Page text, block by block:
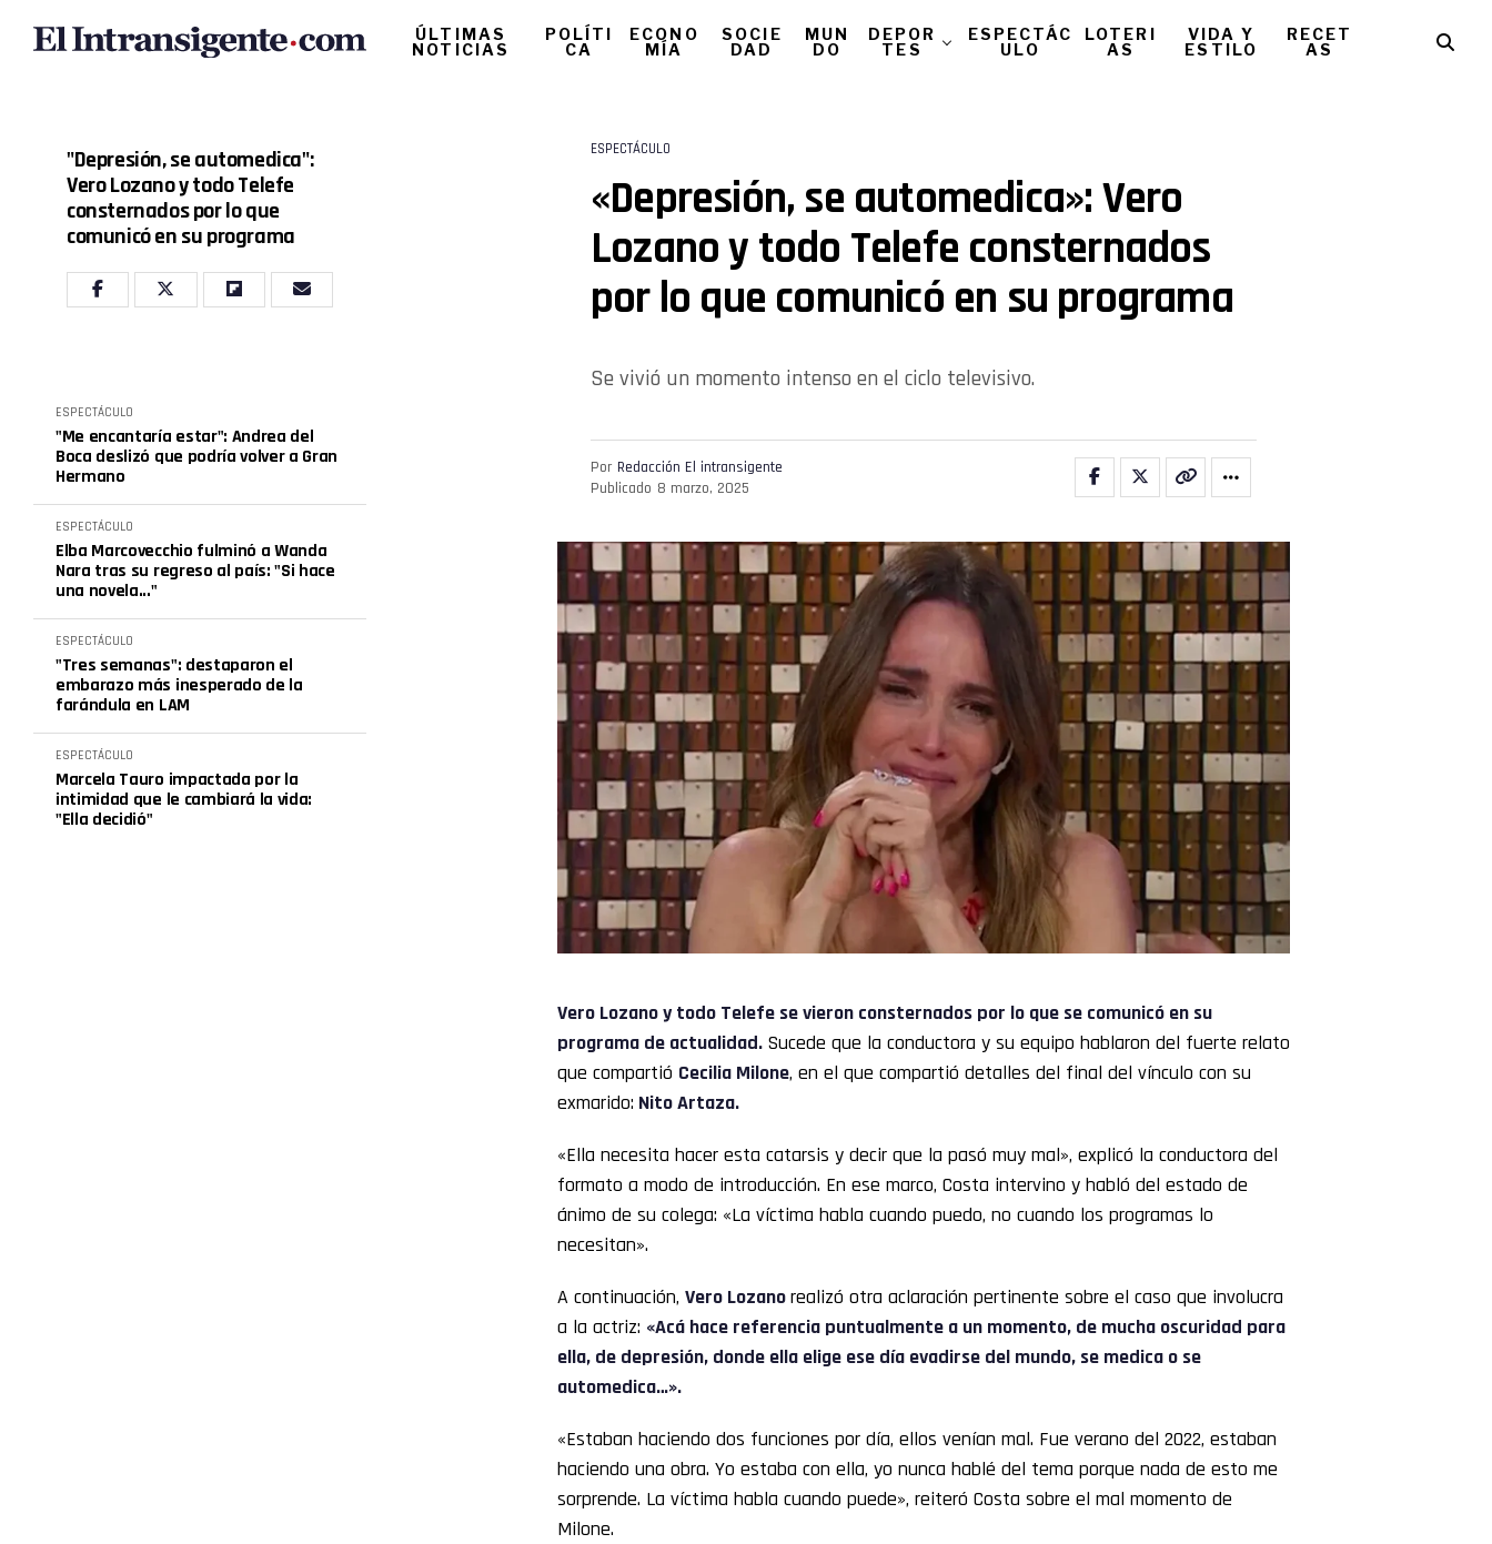
ÚLTIMAS
NOTICIAS
POLÍTI
CA
ECONO
MÍA
SOCIE
DAD
MUN
DO
DEPOR
TES
ESPECTÁC
ULO
LOTERI
AS
VIDA Y
ESTILO
RECET
AS
"Depresión, se automedica":
Vero Lozano y todo Telefe
consternados por lo que
comunicó en su programa
ESPECTÁCULO
"Me encantaría estar": Andrea del
Boca deslizó que podría volver a Gran
Hermano
ESPECTÁCULO
Elba Marcovecchio fulminó a Wanda
Nara tras su regreso al país: "Si hace
una novela..."
ESPECTÁCULO
"Tres semanas": destaparon el
embarazo más inesperado de la
farándula en LAM
ESPECTÁCULO
Marcela Tauro impactada por la
intimidad que le cambiará la vida:
"Ella decidió"
ESPECTÁCULO
«Depresión, se automedica»: Vero
Lozano y todo Telefe consternados
por lo que comunicó en su programa
Se vivió un momento intenso en el ciclo televisivo.
Por Redacción El intransigente
Publicado 8 marzo, 2025
Vero Lozanoy todo Telefe se vieron consternados por lo que se comunicó en su
programa de actualidad. Sucede que la conductora y su equipo hablaron del fuerte relato
que compartió Cecilia Milone, en el que compartió detalles del final del vínculo con su
exmarido: Nito Artaza.
«Ella necesita hacer esta catarsis y decir que la pasó muy mal», explicó la conductora del
formato a modo de introducción. En ese marco, Costa intervino y habló del estado de
ánimo de su colega: «La víctima habla cuando puedo, no cuando los programas lo
necesitan».
A continuación, Vero Lozanorealizó otra aclaración pertinente sobre el caso que involucra
a la actriz: «Acá hace referencia puntualmente a un momento, de mucha oscuridad para
ella, de depresión, donde ella elige ese día evadirse del mundo, se medica o se
automedica…».
«Estaban haciendo dos funciones por día, ellos venían mal. Fue verano del 2022, estaban
haciendo una obra. Yo estaba con ella, yo nunca hablé del tema porque nada de esto me
sorprende. La víctima habla cuando puede», reiteró Costa sobre el mal momento de
Milone.